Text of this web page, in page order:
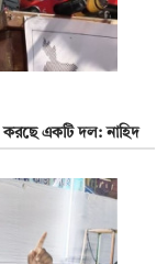
করছে একটি দল: নাহিদ